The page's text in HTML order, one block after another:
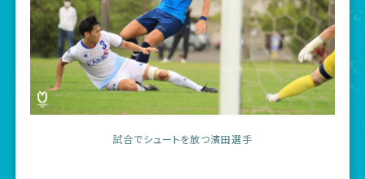
試合でシュートを放つ濱田選手